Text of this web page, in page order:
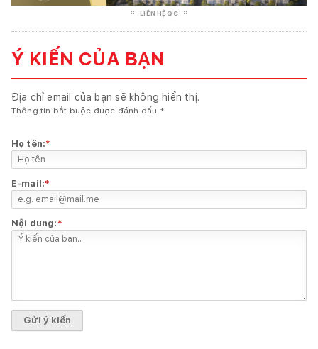
LIÊN HỆ QC
Ý KIẾN CỦA BẠN
Địa chỉ email của bạn sẽ không hiển thị.
Thông tin bắt buộc được đánh dấu *
Họ tên:*
E-mail:*
Nội dung: *